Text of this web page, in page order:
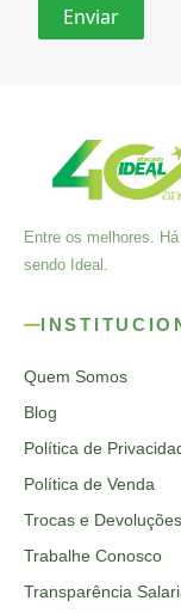
Entre os melhores.
sendo Ideal.
Quem Somos
Blog
Política de
Política de Venda
Trocas e Devoluções
Trabalhe Conosco
Transparência